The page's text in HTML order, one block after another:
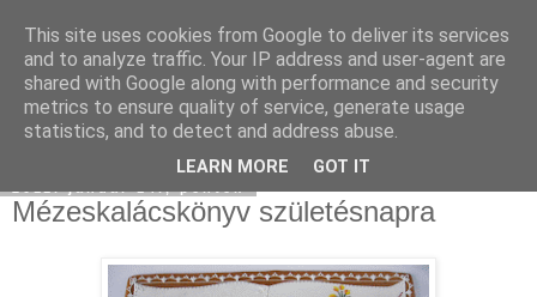
Moha Konyha
Mézeskalácskönyv születésnapra
This site uses cookies from Google to deliver its services
and to analyze traffic. Your IP address and user-agent are
shared with Google along with performance and security
metrics to ensure quality of service, generate usage
statistics, and to detect and address abuse.
LEARN MORE GOT IT